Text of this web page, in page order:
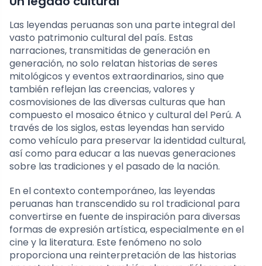
Las leyendas peruanas son una parte integral del
vasto patrimonio cultural del país. Estas
narraciones, transmitidas de generación en
generación, no solo relatan historias de seres
mitológicos y eventos extraordinarios, sino que
también reflejan las creencias, valores y
cosmovisiones de las diversas culturas que han
compuesto el mosaico étnico y cultural del Perú. A
través de los siglos, estas leyendas han servido
como vehículo para preservar la identidad cultural,
así como para educar a las nuevas generaciones
sobre las tradiciones y el pasado de la nación.
En el contexto contemporáneo, las leyendas
peruanas han transcendido su rol tradicional para
convertirse en fuente de inspiración para diversas
formas de expresión artística, especialmente en el
cine y la literatura. Este fenómeno no solo
proporciona una reinterpretación de las historias